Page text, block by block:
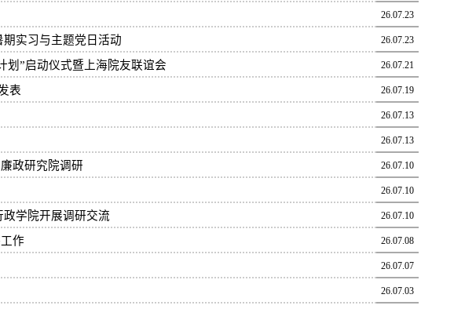
26.07.23
实习与主题党日活动 26.07.23
划”启动仪式暨上海院友联谊会 26.07.21
表 26.07.19
26.07.13
26.07.13
政研究院调研 26.07.10
26.07.10
学院开展调研交流 26.07.10
作 26.07.08
26.07.07
26.07.03